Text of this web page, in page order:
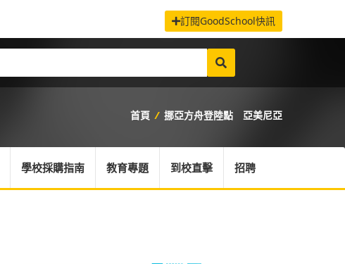
訂閱GoodSchool快訊
首頁 / 挪亞方舟登陸點 亞美尼亞
學校採購指南 教育專題 到校直擊 招聘